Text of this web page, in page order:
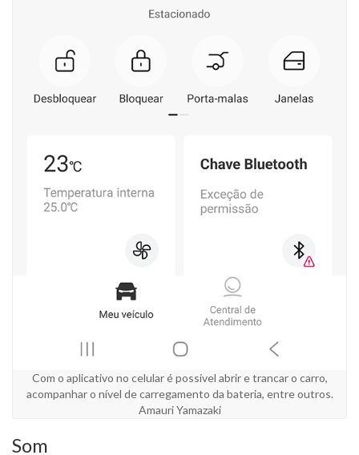
Com o aplicativo no celular é possível abrir e trancar o carro,
acompanhar o nível de carregamento da bateria, entre outros.
Amauri Yamazaki
Som